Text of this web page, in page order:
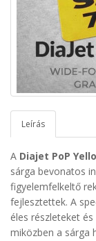
Leírás
A Diajet PoP
sárga bevonatos
figyelemfelkeltő
fejlesztettek. A
éles részleteket
miközben a sárga